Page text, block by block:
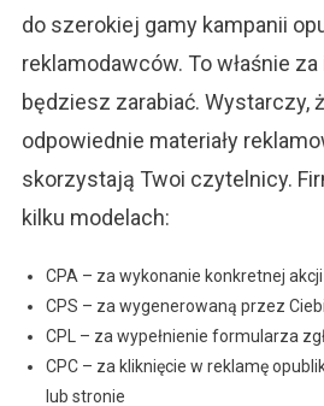
do szerokiej gamy kampanii
reklamodawców. To właśnie
będziesz zarabiać. Wystarczy,
odpowiednie materiały
skorzystają Twoi czytelnicy.
kilku modelach:
CPA – za wykonanie konkretnej
CPS – za wygenerowaną przez
CPL – za wypełnienie formularza
CPC – za kliknięcie w reklamę
lub stronie